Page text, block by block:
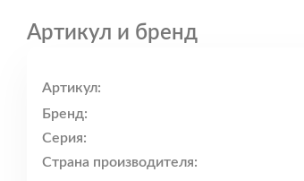
Артикул и бренд
Артикул:
Бренд:
Серия:
Страна производителя: